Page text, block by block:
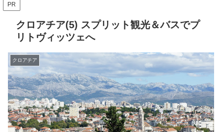
PR
クロアチア(5) スプリット観光＆バスでプ
リトヴィッツェへ
クロアチア